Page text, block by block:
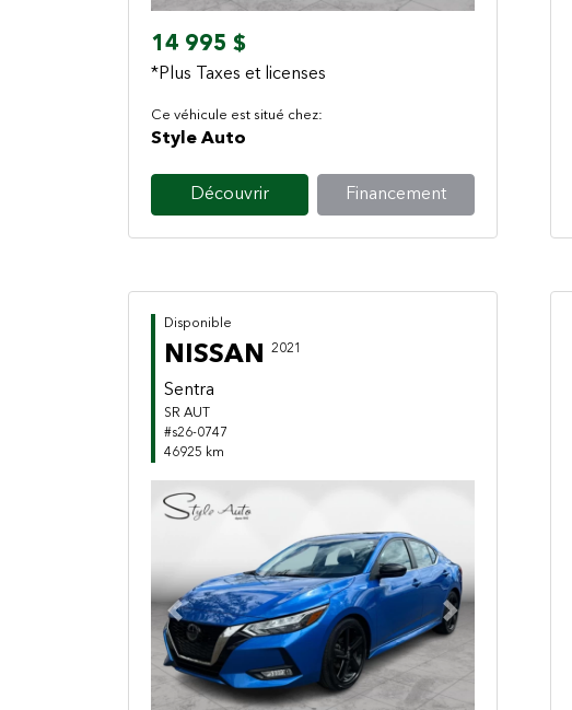
14 995 $
*Plus Taxes et licenses
Ce véhicule est situé chez:
Style Auto
Découvrir Financement
Disponible
NISSAN 2021
Sentra
SR AUT
#s26-0747
46925 km
Previous Next